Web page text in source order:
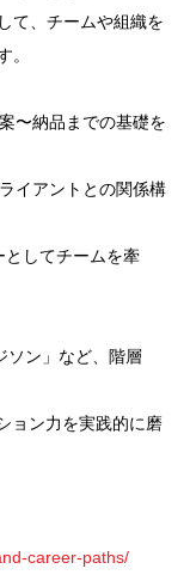
て、チームや組織を
。
〜納品までの基礎を
イアントとの関係構
としてチームを牽
ソン」など、階層
ョン力を実践的に磨
career-paths/